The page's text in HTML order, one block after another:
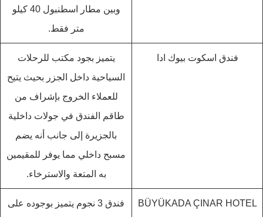
وبين مطار اسطنبول 40 كيلو
متر فقط.
فندق اسكوت بيوك ادا
يتميز بجود مكتب للرحلات
السياحية داخل الجزر بحيث يتيح
للعملاء الخروج بإشراف من
طاقم الفندق في جولات داخلية
بالجزيرة إلى جانب أنه يضم
مسبح داخلي مما يوفر للمقيمين
به المتعة والاسترخاء.
BÜYÜKADA ÇINAR HOTEL
فندق 3 نجوم يتميز بوجوده على